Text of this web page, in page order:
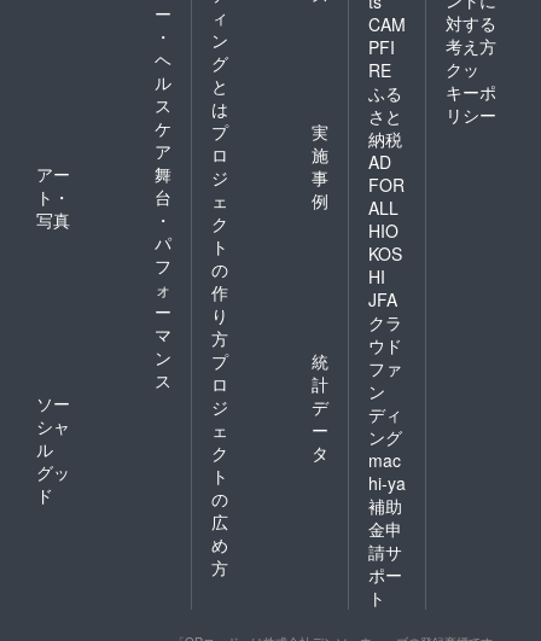
ー
・
ヘ
ル
ス
ケ
ア
アー
ト・
写真
舞
台
・
パ
フ
ォ
ー
マ
ン
ス
ソー
シャ
ル
グッ
ド
ィ
ン
グ
と
は
プ
ロ
ジ
ェ
ク
ト
の
作
り
方
実
施
事
例
プ
ロ
ジ
ェ
ク
ト
の
広
め
方
統
計
デ
ー
タ
CAM
PFI
RE
ふる
さと
納税
AD
FOR
ALL
HIO
KOS
HI
JFA
クラ
ウド
ファ
ン
ディ
ング
mac
hi-ya
補助
金申
請サ
ポー
ト
対する
考え方
クッ
キーポ
リシー